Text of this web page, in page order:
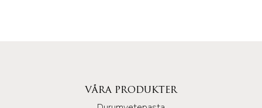
VÅRA PRODUKTER